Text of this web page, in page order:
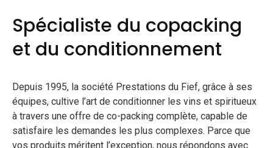
Spécialiste du copacking
et du conditionnement
Depuis 1995, la société Prestations du Fief, grâce à ses
équipes, cultive l’art de conditionner les vins et spiritueux
à travers une offre de co-packing complète, capable de
satisfaire les demandes les plus complexes. Parce que
vos produits méritent l’exception, nous répondons avec